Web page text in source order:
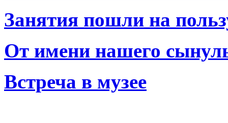
Занятия пошли на
От имени нашего
Встреча в музее